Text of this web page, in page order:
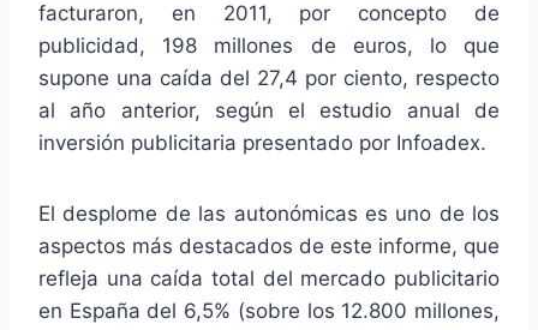
facturaron, en 2011, por concepto de
publicidad, 198 millones de euros, lo que
supone una caída del 27,4 por ciento, respecto
al año anterior, según el estudio anual de
inversión publicitaria presentado por Infoadex.
El desplome de las autonómicas es uno de los
aspectos más destacados de este informe, que
refleja una caída total del mercado publicitario
en España del 6,5% (sobre los 12.800 millones,